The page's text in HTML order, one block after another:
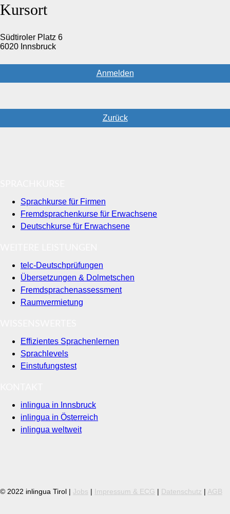
Kursort
Südtiroler Platz 6
6020 Innsbruck
Anmelden
Zurück
Sprachkurse für Firmen
Fremdsprachenkurse für Erwachsene
Deutschkurse für Erwachsene
telc-Deutschprüfungen
Übersetzungen & Dolmetschen
Fremdsprachenassessment
Raumvermietung
Effizientes Sprachenlernen
Sprachlevels
Einstufungstest
inlingua in Innsbruck
inlingua in Österreich
inlingua weltweit
© 2022 inlingua Tirol | Jobs | Impressum & ECG | Datenschutz | AGB